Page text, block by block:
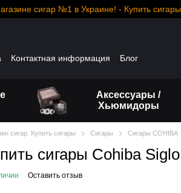
сигар №1 в Украине! - Купить
Контактная информация Блог
Аксессуары /
Хьюмидоры
сигар. Купить сигары Сигары Сигары COHIBA
сигары Cohiba
Оставить отзыв